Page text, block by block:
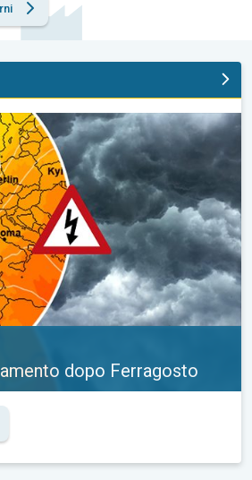
dopo Ferragosto. Tendenza meteo. . .
dopo Ferragosto